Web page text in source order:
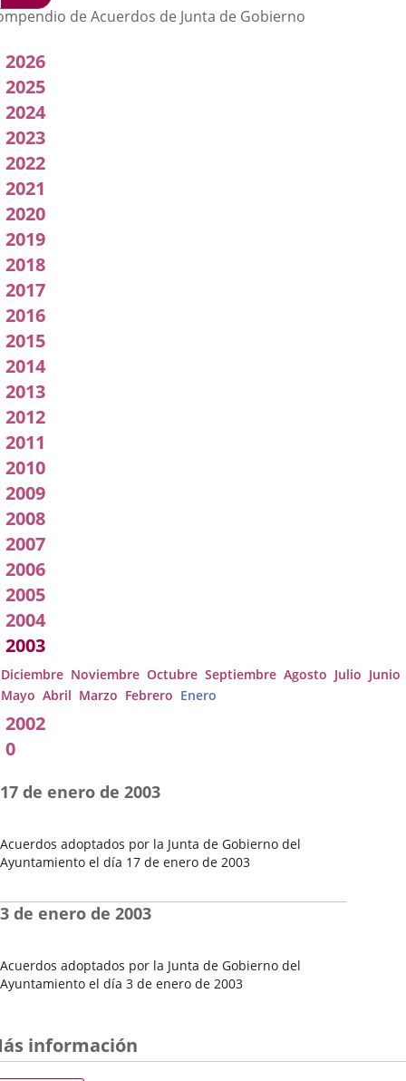
de Acuerdos de Junta de Gobierno
2026
2025
2024
2023
2022
2021
2020
2019
2018
2017
2016
2015
2014
2013
2012
2011
2010
2009
2008
2007
2006
2005
2004
2003
Diciembre Noviembre Octubre Septiembre Agosto Julio Junio
Mayo Abril Marzo Febrero Enero
2002
0
Acuerdos adoptados por la Junta de Gobierno del
Ayuntamiento el día 17 de enero de 2003
del
Pleno
17 de enero de 2003
Acuerdos adoptados por la Junta de Gobierno del
Ayuntamiento el día 3 de enero de 2003
Pleno
3 de enero de 2003
información